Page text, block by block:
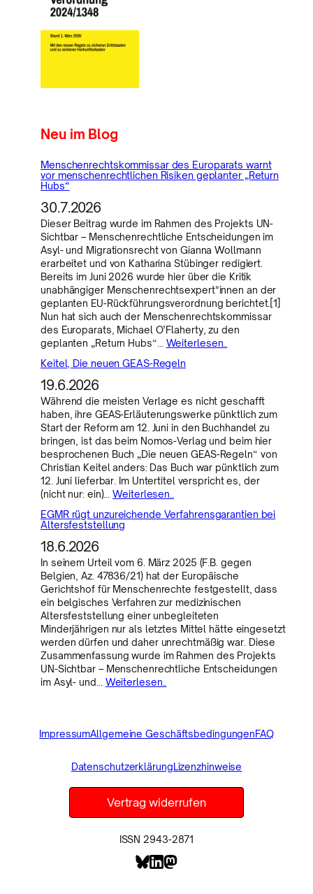
Neu im Blog
Menschenrechtskommissar des Europarats warnt
vor menschenrechtlichen Risiken geplanter „Return
Hubs“
30.7.2026
Dieser Beitrag wurde im Rahmen des Projekts UN-
Sichtbar – Menschenrechtliche Entscheidungen im
Asyl- und Migrationsrecht von Gianna Wollmann
erarbeitet und von Katharina Stübinger redigiert.
Bereits im Juni 2026 wurde hier über die Kritik
unabhängiger Menschenrechtsexpert*innen an der
geplanten EU-Rückführungsverordnung berichtet.[1]
Nun hat sich auch der Menschenrechtskommissar
des Europarats, Michael O’Flaherty, zu den
geplanten „Return Hubs“… Weiterlesen..
Keitel, Die neuen GEAS-Regeln
19.6.2026
Während die meisten Verlage es nicht geschafft
haben, ihre GEAS-Erläuterungswerke pünktlich zum
Start der Reform am 12. Juni in den Buchhandel zu
bringen, ist das beim Nomos-Verlag und beim hier
besprochenen Buch „Die neuen GEAS-Regeln“ von
Christian Keitel anders: Das Buch war pünktlich zum
12. Juni lieferbar. Im Untertitel verspricht es, der
(nicht nur: ein)…Weiterlesen..
EGMR rügt unzureichende Verfahrensgarantien bei
Altersfeststellung
18.6.2026
In seinem Urteil vom 6. März 2025 (F.B. gegen
Belgien, Az. 47836/21) hat der Europäische
Gerichtshof für Menschenrechte festgestellt, dass
ein belgisches Verfahren zur medizinischen
Altersfeststellung einer unbegleiteten
Minderjährigen nur als letztes Mittel hätte eingesetzt
werden dürfen und daher unrechtmäßig war. Diese
Zusammenfassung wurde im Rahmen des Projekts
UN-Sichtbar – Menschenrechtliche Entscheidungen
im Asyl- und… Weiterlesen..
ImpressumAllgemeine GeschäftsbedingungenFAQ
DatenschutzerklärungLizenzhinweise
Vertrag widerrufen
ISSN 2943-2871